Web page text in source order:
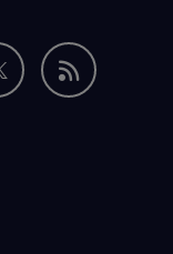
Nous
Flux